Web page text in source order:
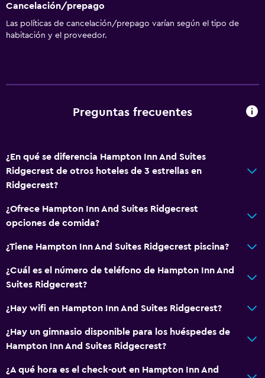
Cancelación/prepago
Las políticas de cancelación/prepago varían según el tipo de
habitación y el proveedor.
Preguntas frecuentes
¿En qué se diferencia Hampton Inn And Suites
Ridgecrest de otros hoteles de 3 estrellas en
Ridgecrest?
¿Ofrece Hampton Inn And Suites Ridgecrest
opciones de comida?
¿Tiene Hampton Inn And Suites Ridgecrest piscina?
¿Cuál es el número de teléfono de Hampton Inn And
Suites Ridgecrest?
¿Hay wifi en Hampton Inn And Suites Ridgecrest?
¿Hay un gimnasio disponible para los huéspedes de
Hampton Inn And Suites Ridgecrest?
¿A qué hora es el check-out en Hampton Inn And